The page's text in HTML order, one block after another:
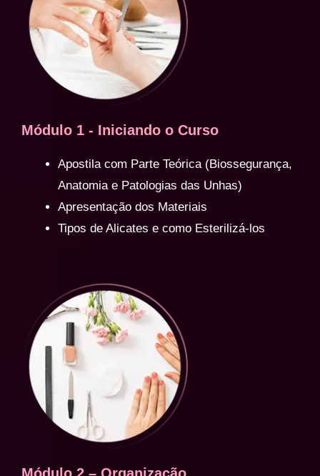
Módulo 1 - Iniciando o Curso
Apostila com Parte Teórica (Biossegurança,
Anatomia e Patologias das Unhas)
Apresentação dos Materiais
Tipos de Alicates e como Esterilizá-los